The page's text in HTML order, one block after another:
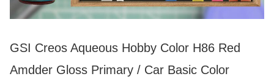
GSI Creos Aqueous Hobby Color H86 Red
Amdder Gloss Primary / Car Basic Color